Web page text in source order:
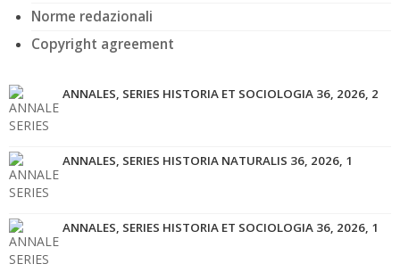
Norme redazionali
Copyright agreement
ANNALES, SERIES HISTORIA ET SOCIOLOGIA 36, 2026, 2
ANNALES, SERIES HISTORIA NATURALIS 36, 2026, 1
ANNALES, SERIES HISTORIA ET SOCIOLOGIA 36, 2026, 1